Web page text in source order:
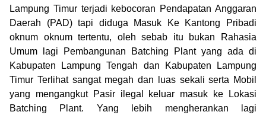
Lampung Timur terjadi kebocoran Pendapatan Anggaran
Daerah (PAD) tapi diduga Masuk Ke Kantong Pribadi
oknum oknum tertentu, oleh sebab itu bukan Rahasia
Umum lagi Pembangunan Batching Plant yang ada di
Kabupaten Lampung Tengah dan Kabupaten Lampung
Timur Terlihat sangat megah dan luas sekali serta Mobil
yang mengangkut Pasir ilegal keluar masuk ke Lokasi
Batching Plant. Yang lebih mengherankan lagi